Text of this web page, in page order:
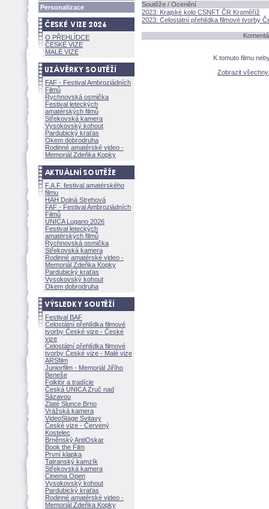
Personalizace
O PŘEHLÍDCE
ČESKÉ VIZE
MALÉ VIZE
FAF - Festival Ambroziádních
Filmů
Rychnovská osmička
Festival leteckých
amatérských filmů
Střekovská kamera
Vysokovský kohout
Pardubický kraťas
Okem dobrodruha
Rodinné amatérské video -
Memoriál Zdeňka Kopky
F.A.F. festival amatérského
filmu
HAH Dolná Strehov
FAF - Festival Ambroziádních
Filmů
UNICA Lugano 2026
Festival leteckých
amatérských filmů
Rychnovská osmička
Střekovská kamera
Rodinné amatérské video -
Memoriál Zdeňka Kopky
Pardubický kraťas
Vysokovský kohout
Okem dobrodruha
Festival BAF
Celostátní přehlídka filmové
tvorby České vize - České
vize
Celostátní přehlídka filmové
tvorby České vize - Malé vize
ARSfilm
Juniorfilm - Memoriál Jiřího
Beneše
Folklór a tradície
Česká UNICA Zruč nad
Sázavou
Zlaté Slunce Brno
Vrážská kamera
VideoStage Svitavy
České vize - Červený
Kostelec
Brněnský AntiOskar
Book the Film
První klapka
Tatranský kamzík
Střekovská kamera
Cinema Open
Vysokovský kohout
Pardubický kraťas
Rodinné amatérské video -
Memoriál Zdeňka Kopky
Soutěže / Ocenění
2023: Krajské kolo CSNFT ČR Kroměříž
2023: Celostátní přehlídka filmové tvorby
K tomuto filmu
Zobrazit